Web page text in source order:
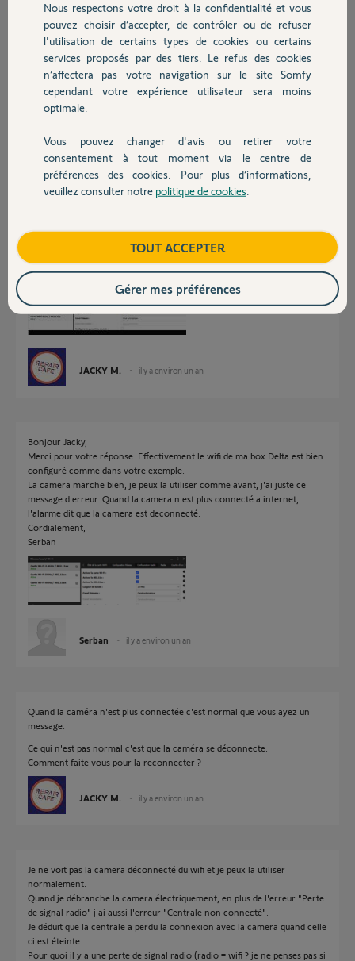
Chauffage
Autres produits
Devis avec un pro
Contact
Cordialement,
Serban
Merci,
Serban
il y a environ un an
Réponses
Si vos avez une Freebox Ultra il faut paramétrer la carte wifi 2.4 comme
sur l'écran joint.
JACKY M. il y a environ un an
Bonjour Jacky,
Merci pour votre réponse. Effectivement le wifi de ma box Delta est bien
configuré comme dans votre exemple.
La camera marche bien, je peux la utiliser comme avant, j'ai juste ce
message d'erreur. Quand la camera n'est plus connecté a internet,
l'alarme dit que la camera est deconnecté.
Cordialement,
Serban
Serban il y a environ un an
Quand la caméra n'est plus connectée c'est normal que vous ayez un
message.
Ce qui n'est pas normal c'est que la caméra se déconnecte.
Comment faite vous pour la reconnecter ?
JACKY M. il y a environ un an
Je ne voit pas la camera déconnecté du wifi et je peux la utiliser
normalement.
Quand je débranche la camera électriquement, en plus de l'erreur "Perte
de signal radio" j'ai aussi l'erreur "Centrale non connecté".
Je déduit que la centrale a perdu la connexion avec la camera quand celle
ci est éteinte.
Pour quoi il y a une perte de signal radio (radio = wifi ? je ne penses pas si
Nous respectons votre droit à la confidentialité et vous
pouvez choisir d’accepter, de contrôler ou de refuser
l'utilisation de certains types de cookies ou certains
services proposés par des tiers. Le refus des cookies
n’affectera pas votre navigation sur le site Somfy
cependant votre expérience utilisateur sera moins
optimale.
Vous pouvez changer d'avis ou retirer votre
consentement à tout moment via le centre de
préférences des cookies. Pour plus d’informations,
veuillez consulter notre politique de cookies
TOUT ACCEPTER
Gérer mes préférences